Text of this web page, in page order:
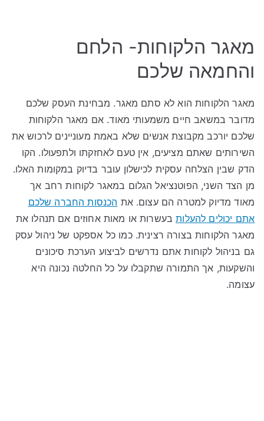
מאגר הלקוחות- הלחם
והחמאה שלכם
מאגר הלקוחות הוא לא סתם מאגר. מבחינת העסק שלכם
מדובר במשאב חיים משמעותי מאוד. אם מאגר הלקוחות
שלכם יורכב מקבוצת אנשים שלא באמת מעוניינים לרכוש את
השירותים שאתם מציעים, אין טעם לאחזקתו ולתפעולו. הקו
הדק שבין הצלחה עסקית לכישלון עובר בדיוק במקומות האלו.
מן הצד השני, הפוטנציאל הגלום במאגר לקוחות רחב אך
מאוד מדיוק למטרה הם עצום. את הכנסות החברה שלכם
אתם יכולים להעלותבעשרות או מאות אחוזים אם תנהלו את
מאגר הלקוחות בצורה רצינית. כמו כל אספקט של ניהול עסק
גם בניהול לקוחות אתם נדרשים לביצוע הערכת סיכונים
והשקעות, אך התמורה שתקבלו על כל החלטה נכונה היא
עצומה.